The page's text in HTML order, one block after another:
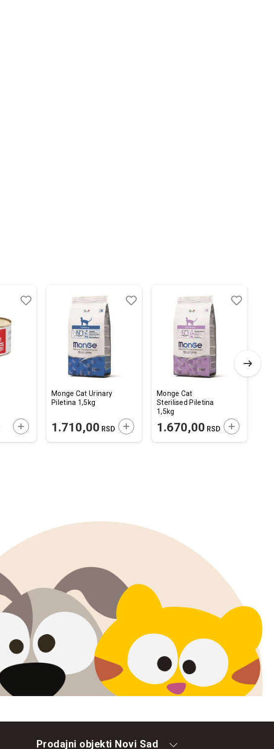
DODAJTE U KORPU
Monge Cat Urinary
Piletina 1,5kg
1.710,00 RSD DODAJTE U KORPU
Monge Cat
Sterilised Piletina
1,5kg
1.670,00 RSD DODAJTE U
Prodajni objekti Novi Sad